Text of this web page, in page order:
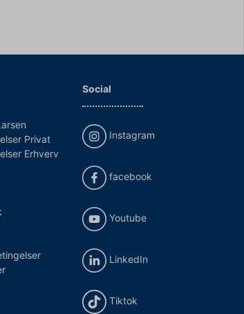
Privat
Erhverv
Social
Instagram
facebook
Youtube
LinkedIn
Tiktok